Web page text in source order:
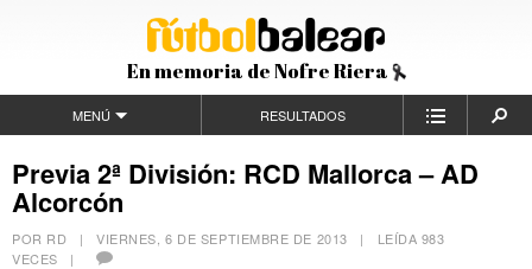
En memoria de Nofre Riera
MENÚ RESULTADOS
Previa 2ª División: RCD Mallorca – AD
Alcorcón
POR RD |VIERNES, 6 DE SEPTIEMBRE DE 2013 | LEÍDA 983
VECES |